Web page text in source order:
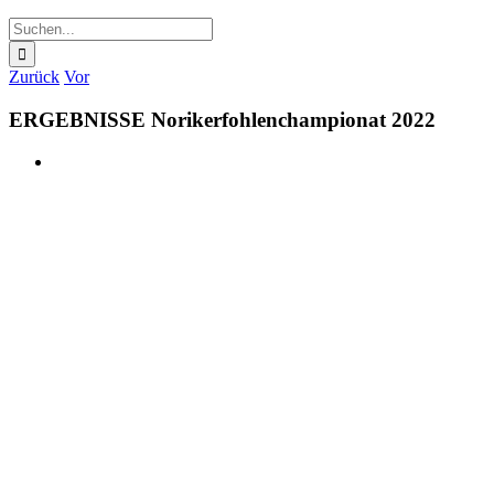
Suche
nach:
Zurück Vor
ERGEBNISSE Norikerfohlen­championat 2022